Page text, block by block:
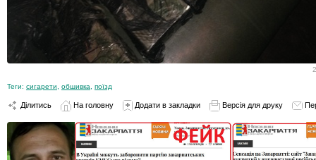
Теги: сигарети обшивка поїзд
Ділитись На головну Додати в закладки Версія для друку